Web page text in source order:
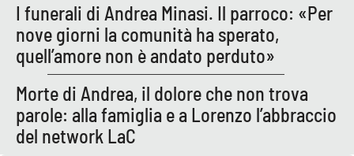
LaC TV
LaC Network
LaC OnAir
I funerali di Andrea Minasi. Il parroco: «Per
nove giorni la comunità ha sperato,
quell’amore non è andato perduto»
Morte di Andrea, il dolore che non trova
parole: alla famiglia e a Lorenzo l’abbraccio
del network LaC